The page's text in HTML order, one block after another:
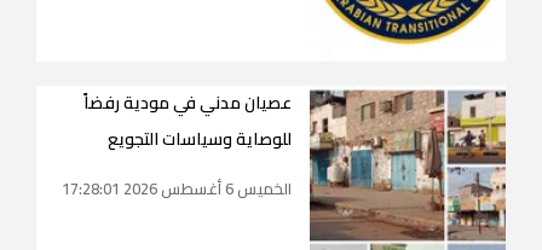
عصيان مدني في مودية رفضاً
للوصاية وسياسات التجويع
الخميس 6 أغسطس 2026 17:28:01